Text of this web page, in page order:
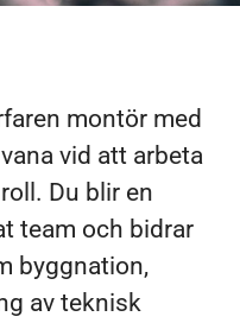
montör med
vid att arbeta
Du blir en
team och bidrar
byggnation,
av teknisk